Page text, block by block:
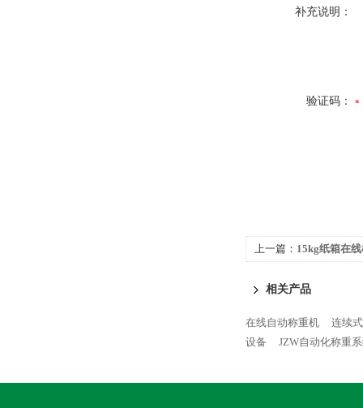
补充说明：
验证码：
上一篇： 15kg纸箱在
相关产品
在线自动称重机
连续
设备
JZW自动化称重